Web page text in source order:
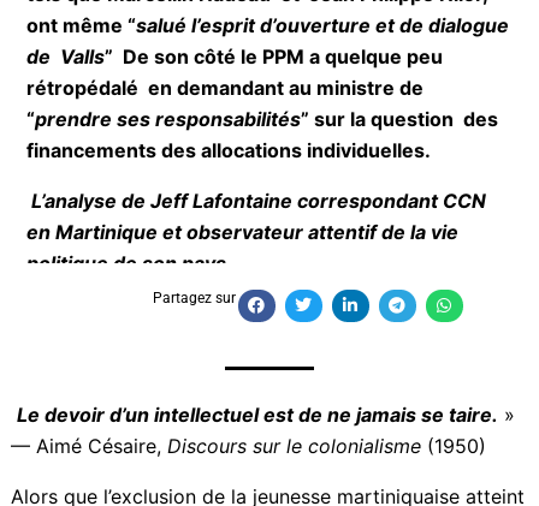
Jean Philippe Nilor, ont même “salué l’esprit
d’ouverture et de dialogue de Valls” De son côté
le PPM a quelque peu rétropédalé en demandant
au ministre de “prendre ses responsabilités” sur
la question des financements des allocations
L’analyse de Jeff Lafontaine correspondant CCN
en Martinique et observateur attentif de la vie
politique de son pays
Le devoir d’un intellectuel est de ne jamais se taire.